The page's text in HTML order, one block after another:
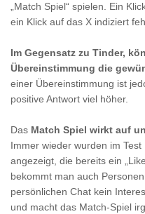
„Match Spiel“ spielen. Ein
ein Klick auf das X indiziert
Im Gegensatz zu Tinder,
Übereinstimmung die
einer Übereinstimmung ist
positive Antwort viel höher.
Das Match Spiel wirkt auf
Immer wieder wurden im
angezeigt, die bereits ein
bekommt man auch
persönlichen Chat kein
und macht das Match-Spiel